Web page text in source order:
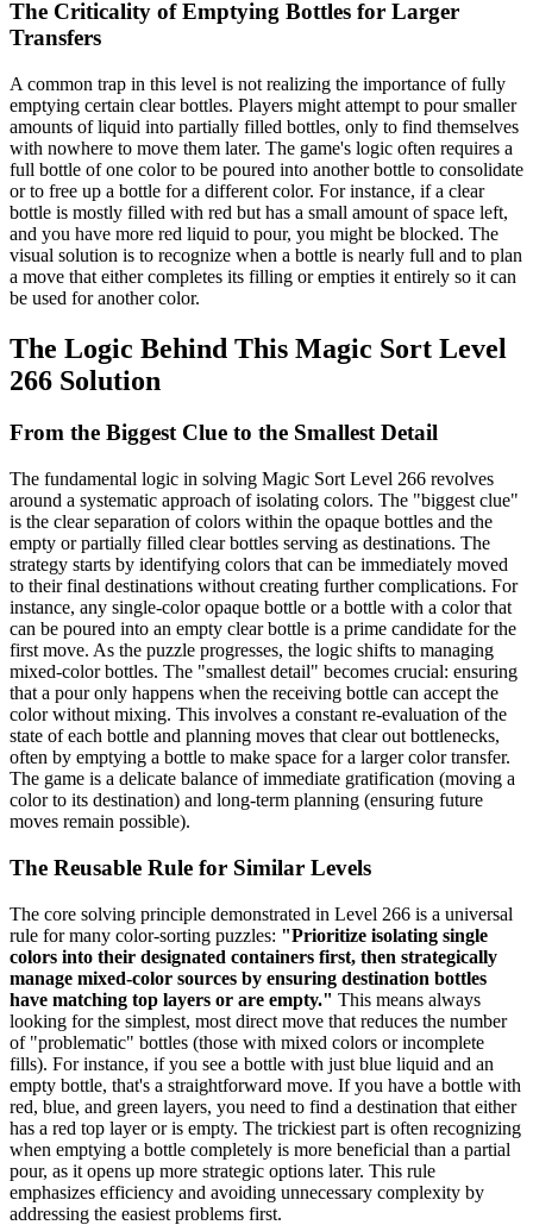
The Criticality of Emptying Bottles for Larger
Transfers
A common trap in this level is not realizing the importance of fully
emptying certain clear bottles. Players might attempt to pour smaller
amounts of liquid into partially filled bottles, only to find themselves
with nowhere to move them later. The game's logic often requires a
full bottle of one color to be poured into another bottle to consolidate
or to free up a bottle for a different color. For instance, if a clear
bottle is mostly filled with red but has a small amount of space left,
and you have more red liquid to pour, you might be blocked. The
visual solution is to recognize when a bottle is nearly full and to plan
a move that either completes its filling or empties it entirely so it can
be used for another color.
The Logic Behind This Magic Sort Level
266 Solution
From the Biggest Clue to the Smallest Detail
The fundamental logic in solving Magic Sort Level 266 revolves
around a systematic approach of isolating colors. The "biggest clue"
is the clear separation of colors within the opaque bottles and the
empty or partially filled clear bottles serving as destinations. The
strategy starts by identifying colors that can be immediately moved
to their final destinations without creating further complications. For
instance, any single-color opaque bottle or a bottle with a color that
can be poured into an empty clear bottle is a prime candidate for the
first move. As the puzzle progresses, the logic shifts to managing
mixed-color bottles. The "smallest detail" becomes crucial: ensuring
that a pour only happens when the receiving bottle can accept the
color without mixing. This involves a constant re-evaluation of the
state of each bottle and planning moves that clear out bottlenecks,
often by emptying a bottle to make space for a larger color transfer.
The game is a delicate balance of immediate gratification (moving a
color to its destination) and long-term planning (ensuring future
moves remain possible).
The Reusable Rule for Similar Levels
The core solving principle demonstrated in Level 266 is a universal
rule for many color-sorting puzzles: "Prioritize isolating single
colors into their designated containers first, then strategically
manage mixed-color sources by ensuring destination bottles
have matching top layers or are empty." This means always
looking for the simplest, most direct move that reduces the number
of "problematic" bottles (those with mixed colors or incomplete
fills). For instance, if you see a bottle with just blue liquid and an
empty bottle, that's a straightforward move. If you have a bottle with
red, blue, and green layers, you need to find a destination that either
has a red top layer or is empty. The trickiest part is often recognizing
when emptying a bottle completely is more beneficial than a partial
pour, as it opens up more strategic options later. This rule
emphasizes efficiency and avoiding unnecessary complexity by
addressing the easiest problems first.